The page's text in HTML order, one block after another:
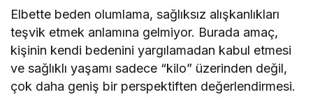
Elbette beden olumlama, sağlıksız alışkanlıkları
teşvik etmek anlamına gelmiyor. Burada amaç,
kişinin kendi bedenini yargılamadan kabul etmesi
ve sağlıklı yaşamı sadece “kilo” üzerinden değil,
çok daha geniş bir perspektiften değerlendirmesi.